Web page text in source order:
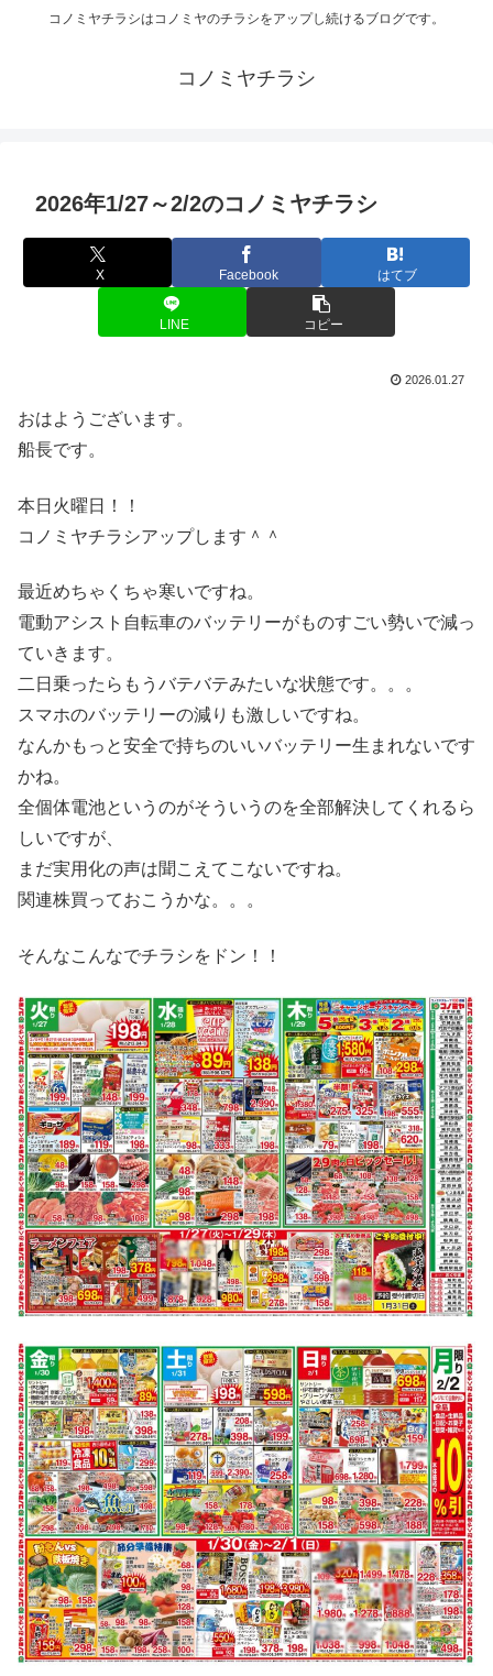
コノミヤチラシはコノミヤのチラシをアップし続けるブログです。
コノミヤチラシ
2026年1/27～2/2のコノミヤチラシ
X Facebook はてブ
LINE コピー
2026.01.27
おはようございます。
船長です。
本日火曜日！！
コノミヤチラシアップします＾＾
最近めちゃくちゃ寒いですね。
電動アシスト自転車のバッテリーがものすごい勢いで減っ
ていきます。
二日乗ったらもうバテバテみたいな状態です。。。
スマホのバッテリーの減りも激しいですね。
なんかもっと安全で持ちのいいバッテリー生まれないです
かね。
全個体電池というのがそういうのを全部解決してくれるら
しいですが、
まだ実用化の声は聞こえてこないですね。
関連株買っておこうかな。。。
そんなこんなでチラシをドン！！